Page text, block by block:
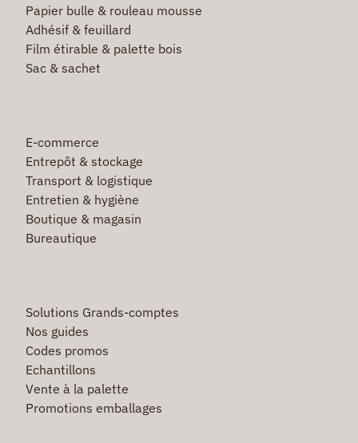
Papier bulle & rouleau mousse
Adhésif & feuillard
Film étirable & palette bois
Sac & sachet
E-commerce
Entrepôt & stockage
Transport & logistique
Entretien & hygiène
Boutique & magasin
Bureautique
Solutions Grands-comptes
Nos guides
Codes promos
Echantillons
Vente à la palette
Promotions emballages